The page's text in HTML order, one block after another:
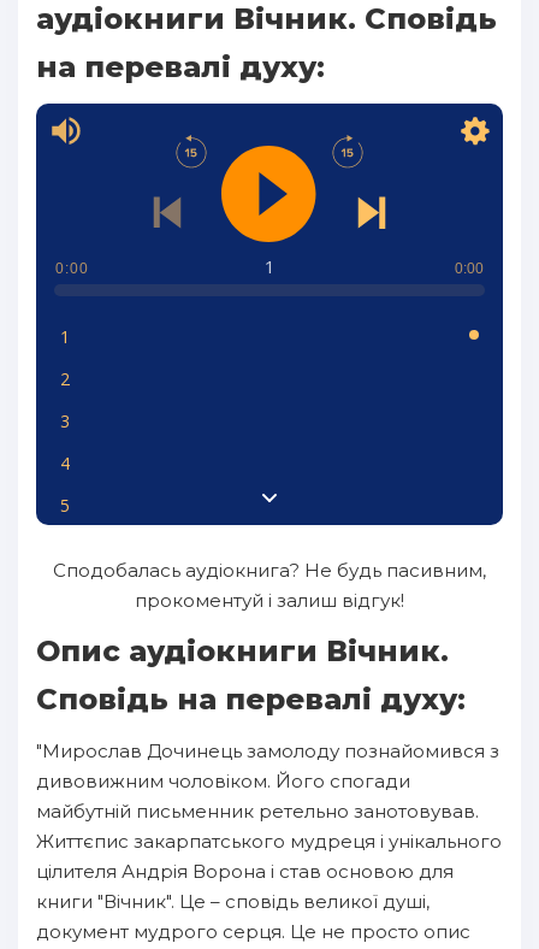
аудіокниги Вічник. Сповідь
на перевалі духу:
1
0:00 0:00
1
2
3
4
5
10
11
12
13
14
15
Сподобалась аудіокнига? Не будь пасивним,
прокоментуй і залиш відгук!
Опис аудіокниги Вічник.
Сповідь на перевалі духу:
"Мирослав Дочинець замолоду познайомився з
дивовижним чоловіком. Його спогади
майбутній письменник ретельно занотовував.
Життєпис закарпатського мудреця і унікального
цілителя Андрія Ворона і став основою для
книги "Вічник". Це – сповідь великої душі,
документ мудрого серця. Це не просто опис